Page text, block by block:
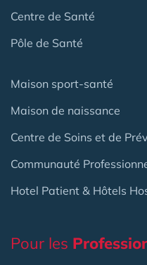
Centre de Santé
Pôle de Santé
Maison sport-santé
Maison de naissance
Centre de Soins et de
Communauté
Hotel Patient & Hôtels
Pour les